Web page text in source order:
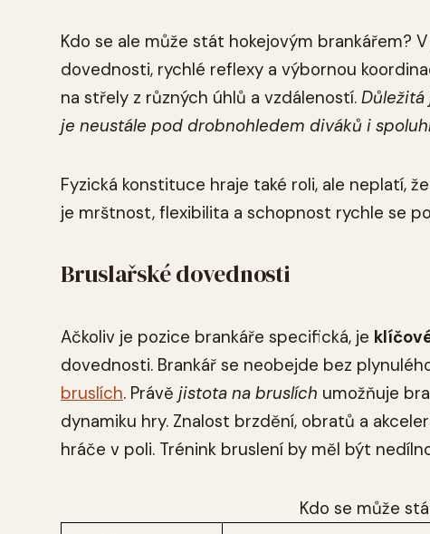
Kdo se ale může stát hokejovým brankářem?
dovednosti, rychlé reflexy a výbornou
na střely z různých úhlů a vzdáleností.
je neustále pod drobnohledem diváků i
Fyzická konstituce hraje také roli, ale neplatí,
je mrštnost, flexibilita a schopnost rychle se
Bruslařské dovednosti
Ačkoliv je pozice brankáře specifická, je
dovednosti. Brankář se neobejde bez
bruslích. Právě jistota na bruslích umožňuje
dynamiku hry. Znalost brzdění, obratů a
hráče v poli. Trénink bruslení by měl být
Kdo se může